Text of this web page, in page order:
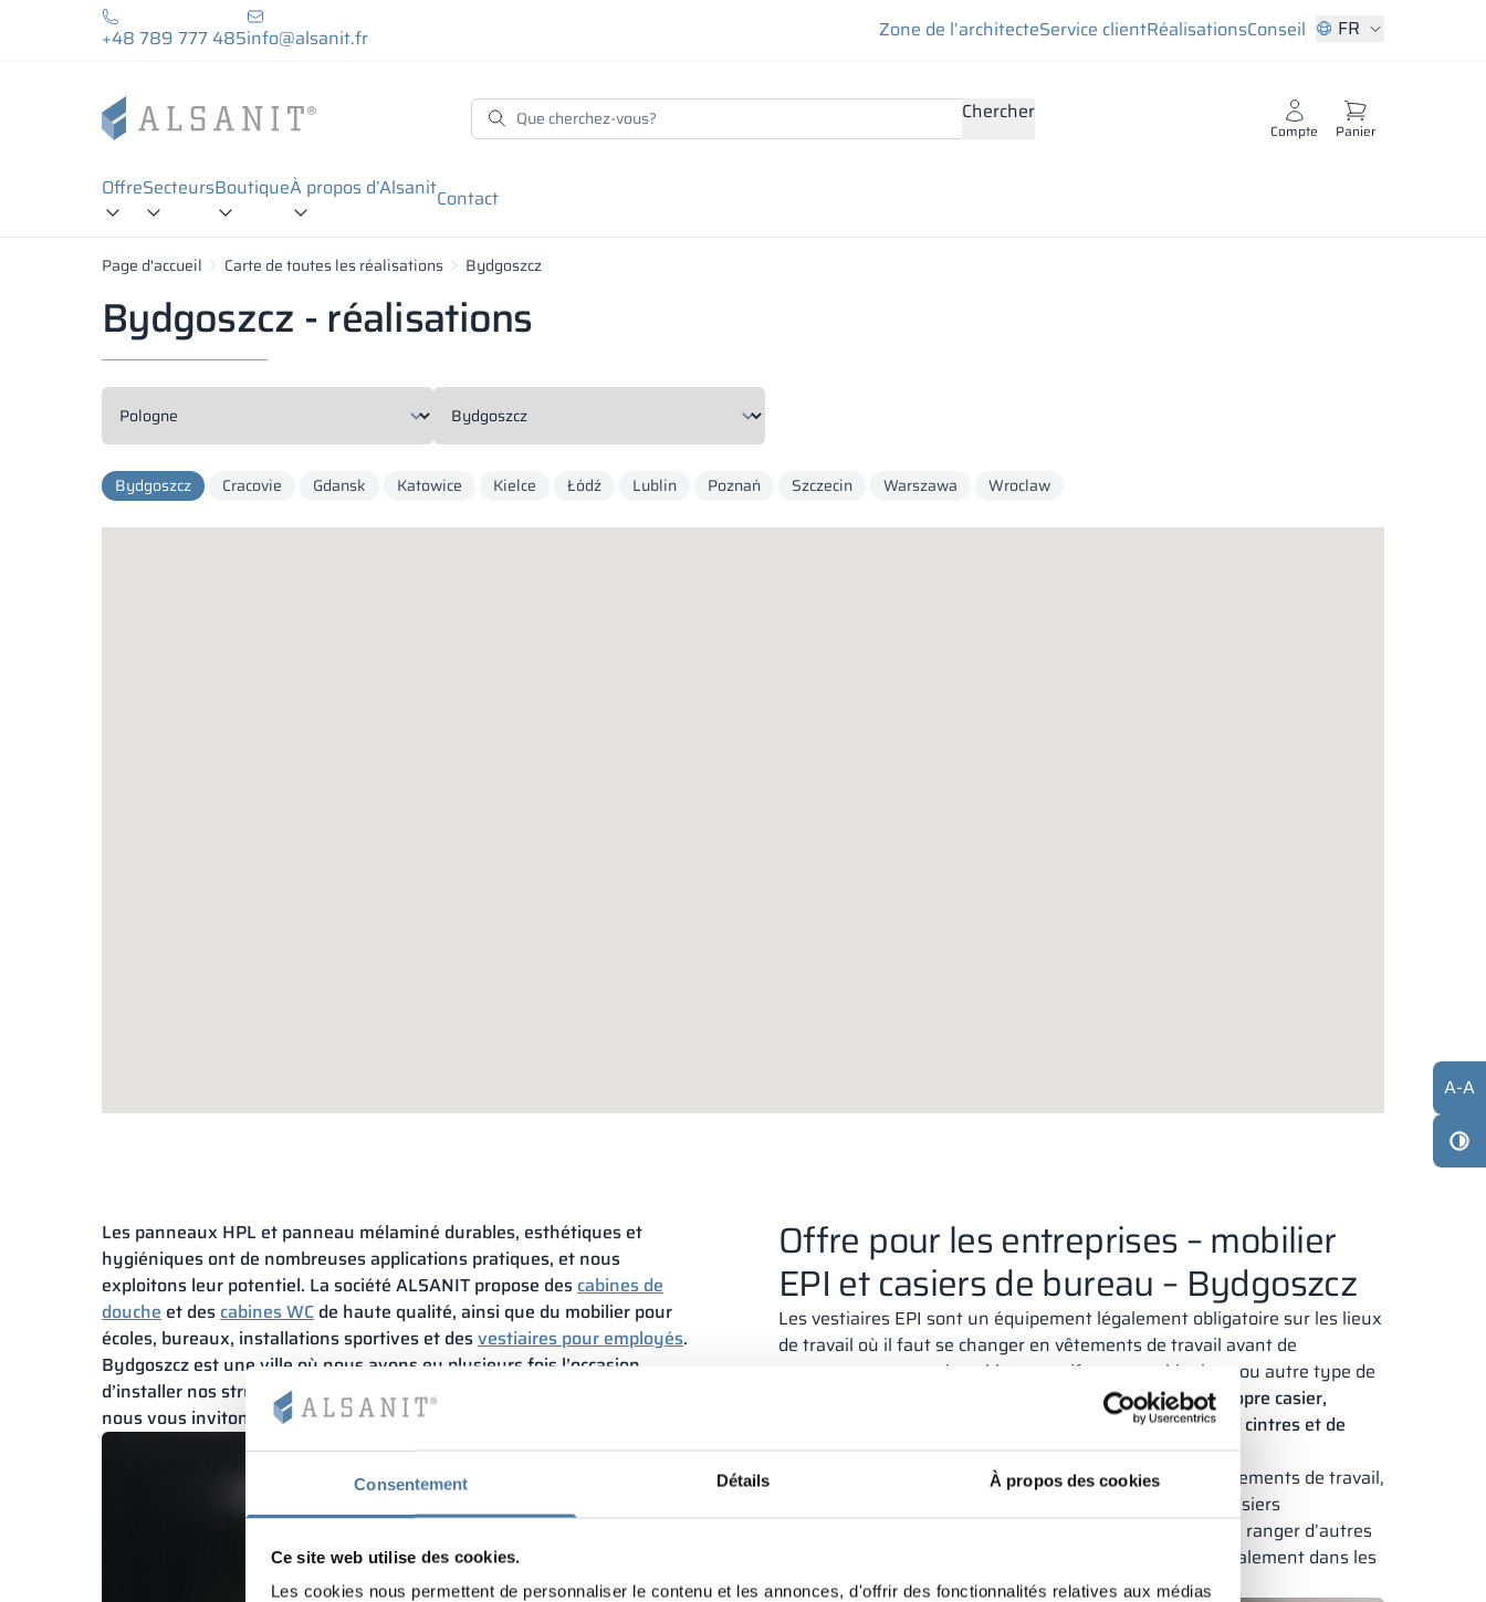
Consentement Détails À propos des cookies
Ce site web utilise des cookies.
Les cookies nous permettent de personnaliser le contenu et les annonces, d'offrir des fonctionnalités relatives aux médias
+48 789 777 485info@alsanit.fr Zone de l’architecteService clientRéalisationsConseil FR
Chercher
Compte Panier
OffreSecteursBoutiqueÀ propos d’AlsanitContact
Page d'accueil Carte de toutes les réalisations Bydgoszcz
Bydgoszcz - réalisations
Bydgoszcz Cracovie Gdansk Katowice Kielce Łódź Lublin Poznań Szczecin Warszawa Wroclaw
Les panneaux HPL et panneau mélaminé durables, esthétiques et
hygiéniques ont de nombreuses applications pratiques, et nous
exploitons leur potentiel. La société ALSANIT propose descabines de
douche et descabines WC de haute qualité, ainsi que du mobilier pour
écoles, bureaux, installations sportives et desvestiaires pour employés.
Bydgoszcz est une ville où nous avons eu plusieurs fois l’occasion
d’installer nos structures sur mesure, mais nous restons insatisfaits –
nous vous invitons donc à nous contacter.
Offre pour les entreprises – mobilier
EPI et casiers de bureau – Bydgoszcz
Les vestiaires EPI sont un équipement légalement obligatoire sur les lieux
de travail où il faut se changer en vêtements de travail avant de
commencer son service – blouse, uniforme, combinaison ou autre type de
Chaque employé doit donc disposer de son propre casier,
équipé d’une séparation, d’une étagère, d’une tringle, de cintres et de
crochets.
Bien que la plupart des entreprises n’utilisent pas de vêtements de travail,
de nombreux employés apprécieront certainement les casiers
vestimentaires pour changer leurs chaussures d’hiver ou ranger d’autres
effets personnels. Il est donc judicieux de les installer également dans les
espaces de bureau.
A-A